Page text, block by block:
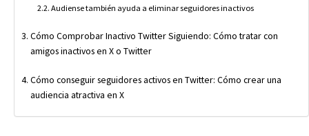
Audiense también ayuda a eliminar seguidores inactivos
Cómo Comprobar Inactivo Twitter Siguiendo: Cómo tratar con
amigos inactivos en X o Twitter
Cómo conseguir seguidores activos en Twitter: Cómo crear una
audiencia atractiva en X